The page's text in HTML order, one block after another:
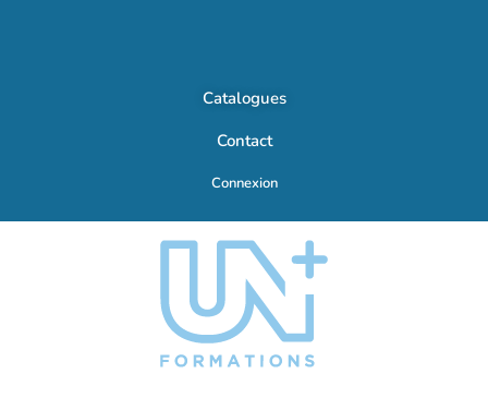
Catalogues
Contact
Connexion